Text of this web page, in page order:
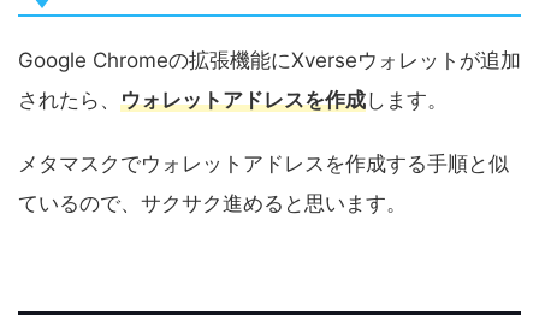
Google Chromeの拡張機能にXverseウォレットが追加
されたら、 ウォレットアドレスを作成します。
メタマスクでウォレットアドレスを作成する手順と似
ているので、サクサク進めると思います。